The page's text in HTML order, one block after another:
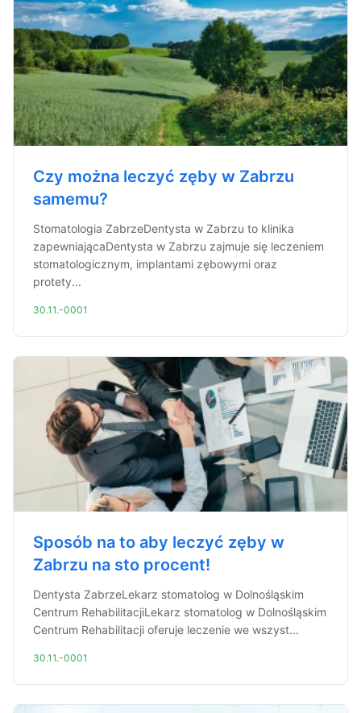
Czy można leczyć zęby w Zabrzu
samemu?
Stomatologia ZabrzeDentysta w Zabrzu to klinika
zapewniającaDentysta w Zabrzu zajmuje się leczeniem
stomatologicznym, implantami zębowymi oraz
protety...
30.11.-0001
Sposób na to aby leczyć zęby w
Zabrzu na sto procent!
Dentysta ZabrzeLekarz stomatolog w Dolnośląskim
Centrum RehabilitacjiLekarz stomatolog w Dolnośląskim
Centrum Rehabilitacji oferuje leczenie we wszyst...
30.11.-0001